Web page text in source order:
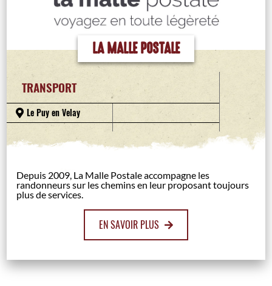
LA MALLE POSTALE
TRANSPORT
Le Puy en Velay
Depuis 2009, La Malle Postale accompagne les
randonneurs sur les chemins en leur proposant toujours
plus de services.
EN SAVOIR PLUS